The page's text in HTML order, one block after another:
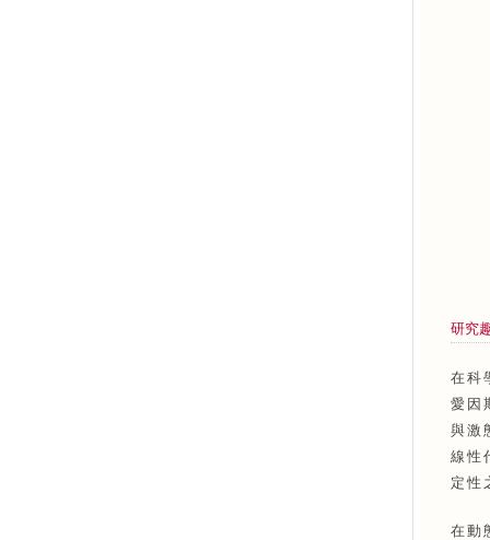
研究
在科
愛因
與激
線性
定性
在動